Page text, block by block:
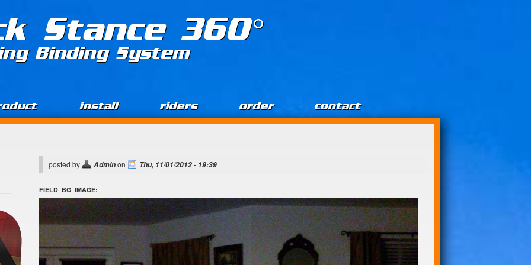
Stance 360°
Binding System
install riders order contact
posted by Adminon Thu, 11/01/2012 - 19:39
FIELD_BG_IMAGE: